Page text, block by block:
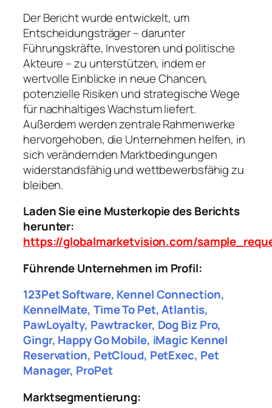
Der Bericht wurde entwickelt, um
Entscheidungsträger – darunter
Führungskräfte, Investoren und politische
Akteure – zu unterstützen, indem er
wertvolle Einblicke in neue Chancen,
potenzielle Risiken und strategische Wege
für nachhaltiges Wachstum liefert.
Außerdem werden zentrale Rahmenwerke
hervorgehoben, die Unternehmen helfen, in
sich verändernden Marktbedingungen
widerstandsfähig und wettbewerbsfähig zu
bleiben.
Laden Sie eine Musterkopie des Berichts
herunter:
https://globalmarketvision.com/
Führende Unternehmen im Profil:
123Pet Software, Kennel Connection,
KennelMate, Time To Pet, Atlantis,
PawLoyalty, Pawtracker, Dog Biz Pro,
Gingr, Happy Go Mobile, iMagic Kennel
Reservation, PetCloud, PetExec, Pet
Manager, ProPet
Marktsegmentierung: